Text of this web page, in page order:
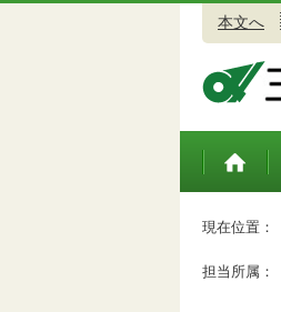
本文へ
トップペ
現在位置：
担当所属：